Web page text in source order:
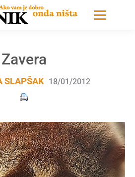
Zavera
SLAPŠAK 18/01/2012